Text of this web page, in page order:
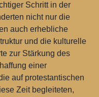
Schritt in der
nicht nur die
auch erhebliche
und die kulturelle
zur Stärkung des
einer
auf protestantischen
Zeit begleiteten,